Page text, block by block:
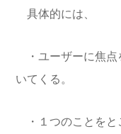
具体的には、
・ユーザーに焦点
いてくる。
・１つのことをと